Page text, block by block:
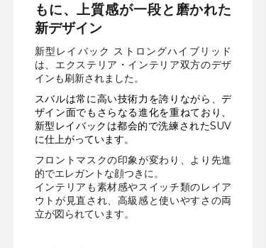
もに、上質感が一段と磨かれた
新デザイン
新型レイバック ストロングハイブリッド
は、エクステリア・インテリア双方のデザ
インも刷新されました。
スバルは常に高い技術力を誇りながら、デ
ザイン面でもさらなる進化を重ねており、
新型レイバックは都会的で洗練されたSUV
に仕上がっています。
フロントマスクの印象が変わり、より先進
的でエレガントな顔つきに。
インテリアも素材感やスイッチ類のレイア
ウトが見直され、高級感と使いやすさの両
立が図られています。